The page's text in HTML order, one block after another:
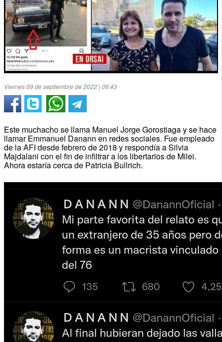
Viernes 09 de septiembre de 2022 | 09:43
Este muchacho se llama Manuel Jorge Gorostiaga y se hace
llamar Emmanuel Danann en redes sociales. Fue empleado
de la AFI desde febrero de 2018 y respondía a Silvia
Majdalani con el fin de infiltrar a los libertarios de Milei.
Ahora estaría cerca de Patricia Bullrich.